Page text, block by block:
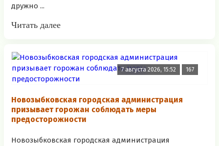
дружно ...
Читать далее
7 августа 2026, 15:52 167
Новозыбковская городская администрация
призывает горожан соблюдать меры
предосторожности
Новозыбковская городская администрация